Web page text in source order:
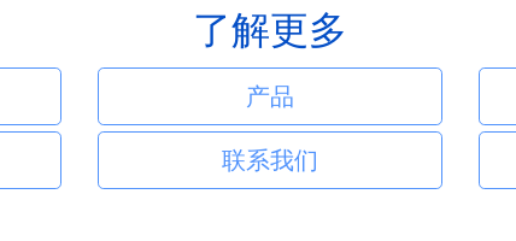
了解更多
产品
联系我们